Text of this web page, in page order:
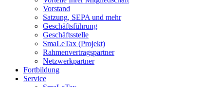
Vorstand
Satzung, SEPA und mehr
Geschäftsführung
Geschäftsstelle
SmaLeTax (Projekt)
Rahmenvertragspartner
Netzwerkpartner
Fortbildung
Service